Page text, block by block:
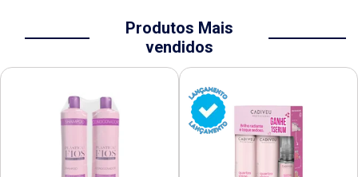
Produtos Mais
vendidos